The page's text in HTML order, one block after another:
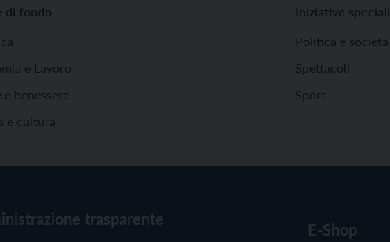
di fondo
e Lavoro
e benessere
e cultura
Iniziative speciali
Politica e società
Spettacoli
Sport
trasparente
E-Shop